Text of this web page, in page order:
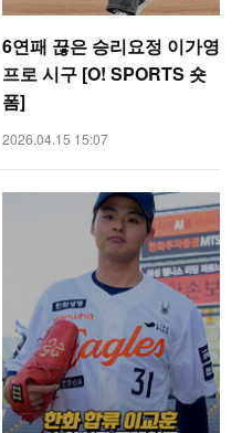
6연패 끊은 승리요정 이가영
프로 시구 [O! SPORTS 숏
폼]
2026.04.15 15:07